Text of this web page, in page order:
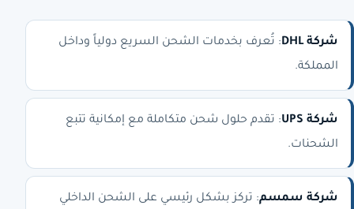
شركة DHL
: تُعرف بخدمات الشحن السريع دولياً وداخل
المملكة.
شركة UPS
: تقدم حلول شحن متكاملة مع إمكانية تتبع
الشحنات.
شركة سمسم: تركز بشكل رئيسي على الشحن الداخلي